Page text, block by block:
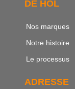
DE HOL
Nos marques
Notre histoire
Le processus
ADRESSE